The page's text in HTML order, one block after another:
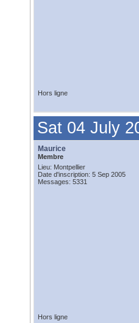
Hors ligne
Sat 04 July
Maurice
Membre
Lieu: Montpellier
Date d'inscription: 5 Sep 2005
Messages: 5331
Hors ligne